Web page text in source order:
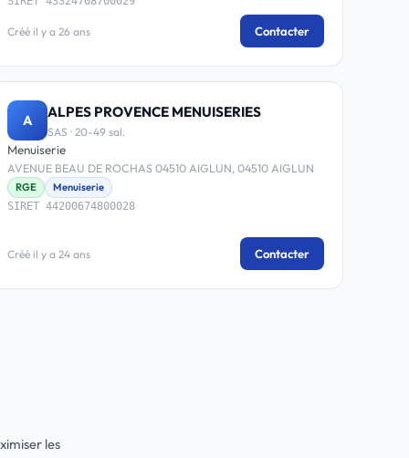
Créé il y a 26 ans Contacter
A ALPES PROVENCE MENUISERIES
SAS · 20-49 sal.
Menuiserie
AVENUE BEAU DE ROCHAS 04510 AIGLUN, 04510 AIGLUN
RGE
Menuiserie
SIRET 44200674800028
Créé il y a 24 ans Contacter
les